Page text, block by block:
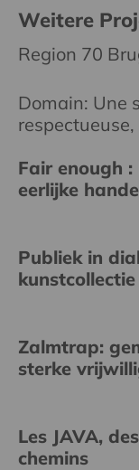
Weitere
Region 70
Domain: Une
Fair enough
eerlijke
Publiek in
Zalmtrap:
sterke
Les JAVA,
chemins